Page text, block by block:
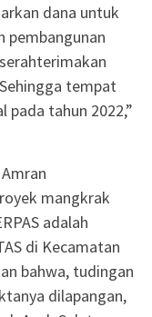
dana untuk
pembangunan
tempat
pada tahun 2022,”
mangkrak
adalah
di Kecamatan
bahwa, tudingan
dilapangan,